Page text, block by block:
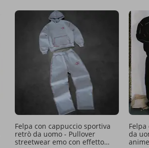
Felpa con cappuccio sportiva
retrò da uomo - Pullover
streetwear emo con effetto
da